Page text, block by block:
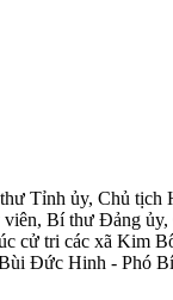
Tỉnh ủy, Chủ
Bí thư Đảng
tri các xã Kim
Đức Hinh - Phó